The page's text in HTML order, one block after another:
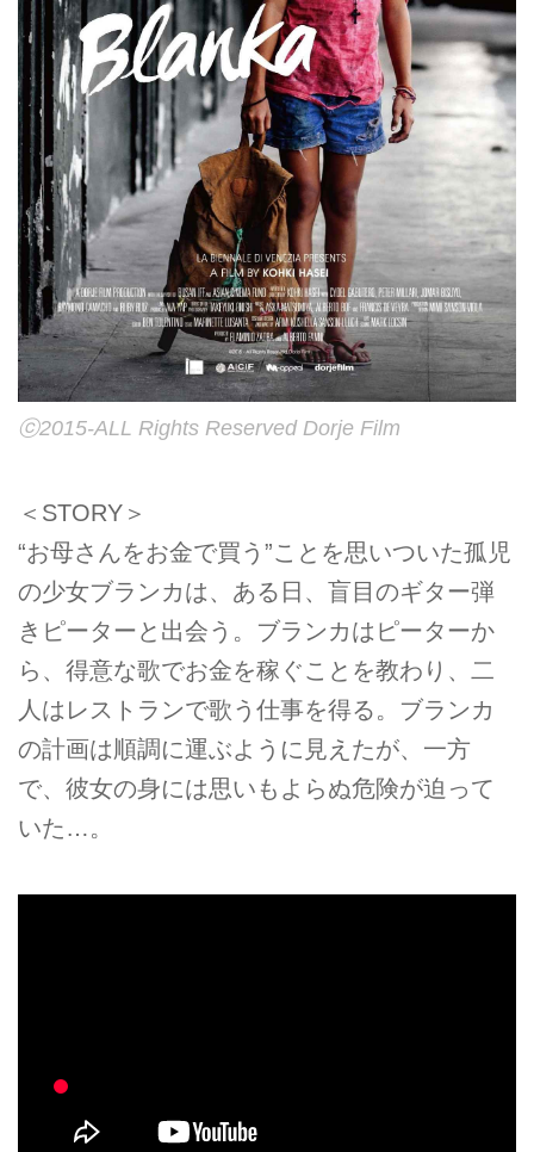
ⓒ2015-ALL Rights Reserved Dorje Film
＜STORY＞
“お母さんをお金で買う”ことを思いついた孤児
の少女ブランカは、ある日、盲目のギター弾
きピーターと出会う。ブランカはピーターか
ら、得意な歌でお金を稼ぐことを教わり、二
人はレストランで歌う仕事を得る。ブランカ
の計画は順調に運ぶように見えたが、一方
で、彼女の身には思いもよらぬ危険が迫って
いた…。